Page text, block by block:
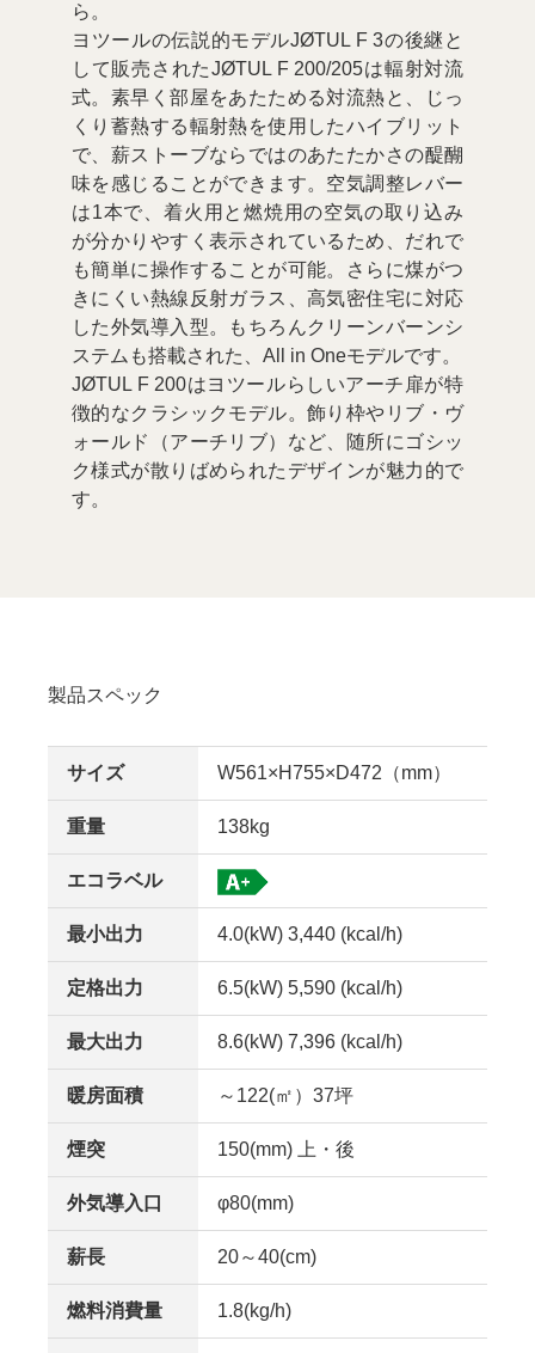
ら。
ヨツールの伝説的モデルJØTUL F 3の後継と
して販売されたJØTUL F 200/205は輻射対流
式。素早く部屋をあたためる対流熱と、じっ
くり蓄熱する輻射熱を使用したハイブリット
で、薪ストーブならではのあたたかさの醍醐
味を感じることができます。空気調整レバー
は1本で、着火用と燃焼用の空気の取り込み
が分かりやすく表示されているため、だれで
も簡単に操作することが可能。さらに煤がつ
きにくい熱線反射ガラス、高気密住宅に対応
した外気導入型。もちろんクリーンバーンシ
ステムも搭載された、All in Oneモデルです。
JØTUL F 200はヨツールらしいアーチ扉が特
徴的なクラシックモデル。飾り枠やリブ・ヴ
ォールド（アーチリブ）など、随所にゴシッ
ク様式が散りばめられたデザインが魅力的で
す。
製品スペック
サイズ W561×H755×D472（mm）
重量 138kg
エコラベル
最小出力 4.0(kW) 3,440 (kcal/h)
定格出力 6.5(kW) 5,590 (kcal/h)
最大出力 8.6(kW) 7,396 (kcal/h)
暖房面積 ～122(㎡）37坪
煙突 150(mm) 上・後
外気導入口 φ80(mm)
薪長 20～40(cm)
燃料消費量 1.8(kg/h)